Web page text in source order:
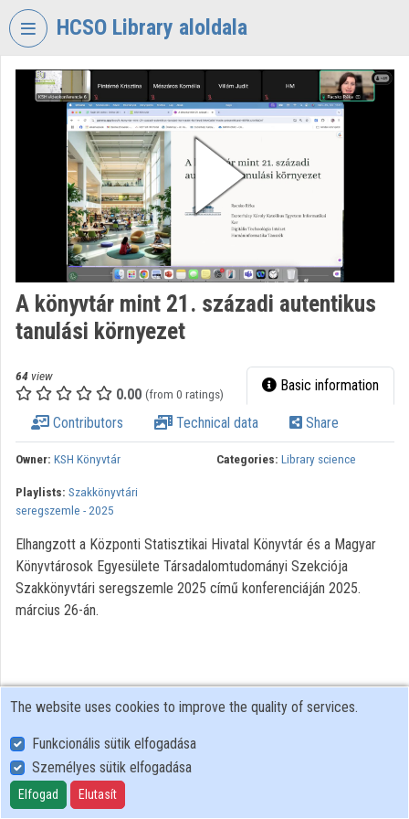
Skip header
HCSO Library aloldala
VIDEOTORIUM
HUNGARIAN
CENTRAL
STATISTICAL
LIBRARY
Organization home
Organization discovery
Categories
Organizations
Contributors
A könyvtár mint 21. századi autentikus
tanulási környezet
64 view
0.00 (from 0 ratings) Basic information
Contributors Technical data Share
Owner: KSH Könyvtár Categories: Library science
Playlists: Szakkönyvtári
seregszemle - 2025
Elhangzott a Központi Statisztikai Hivatal Könyvtár és a Magyar
Könyvtárosok Egyesülete Társadalomtudományi Szekciója
Szakkönyvtári seregszemle 2025 című konferenciáján 2025.
március 26-án.
User Policy
Adatkezelési tájékoztató (en)
Cookie Policy
The website uses cookies to improve the quality of services.
Funkcionális sütik elfogadása
Személyes sütik elfogadása
Elfogad Elutasít